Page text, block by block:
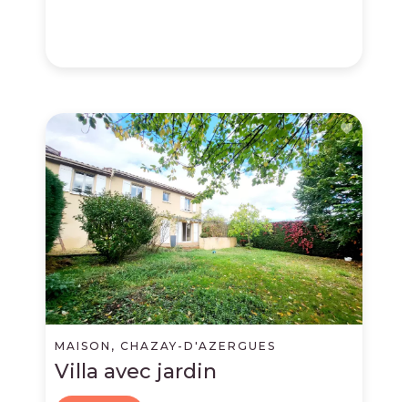
MAISON, CHAZAY-D'AZERGUES
Villa avec jardin